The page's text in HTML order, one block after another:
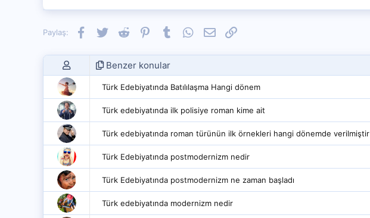
Paylaş: Facebook
TwitterReddit PinterestTumblrWhatsApp
E-postaLink
Benzer konular
Türk Edebiyatında Batılılaşma Hangi dönem
Türk edebiyatında ilk polisiye roman kime ait
Türk edebiyatında roman türünün ilk örnekleri hangi dönemde verilmiştir
Türk Edebiyatında postmodernizm nedir
Türk Edebiyatında postmodernizm ne zaman başladı
Türk edebiyatında modernizm nedir